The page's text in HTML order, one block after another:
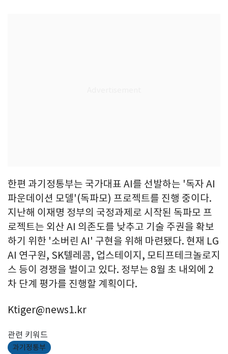
한편 과기정통부는 국가대표 AI를 선발하는 '독자 AI
파운데이션 모델'(독파모) 프로젝트를 진행 중이다.
지난해 이재명 정부의 국정과제로 시작된 독파모 프
로젝트는 외산 AI 의존도를 낮추고 기술 주권을 확보
하기 위한 '소버린 AI' 구현을 위해 마련됐다. 현재 LG
AI 연구원, SK텔레콤, 업스테이지, 모티프테크놀로지
스 등이 경쟁을 벌이고 있다. 정부는 8월 초 내외에 2
차 단계 평가를 진행할 계획이다.
Ktiger@news1.kr
관련 키워드
과기정통부